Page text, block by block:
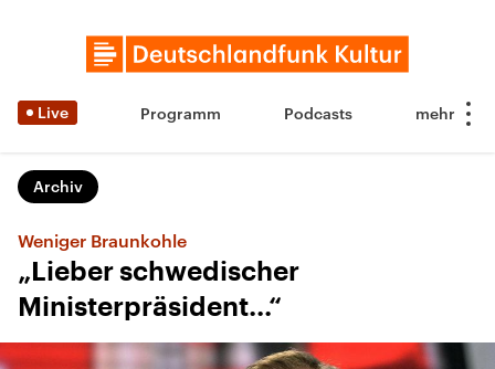
Live Programm Podcasts
Archiv
Weniger Braunkohle
„Lieber schwedischer
Ministerpräsident...“